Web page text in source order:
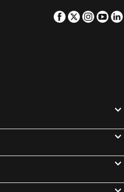
Facebook
Twitter